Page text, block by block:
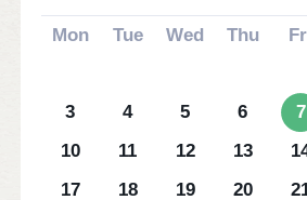
Mon Tue Wed Thu
3
4 5 6 7
10
11 12 13
17
18 19 20